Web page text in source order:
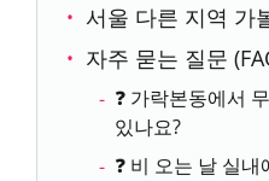
서울 다른 지역 가
자주 묻는 질문
❓ 가락본동에서
있나요?
❓ 비 오는 날 실